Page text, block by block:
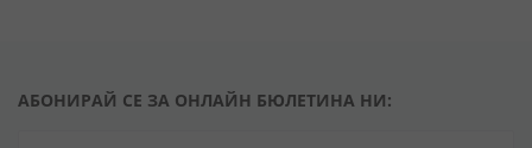
АБОНИРАЙ СЕ ЗА ОНЛАЙН БЮЛЕТИНА НИ: